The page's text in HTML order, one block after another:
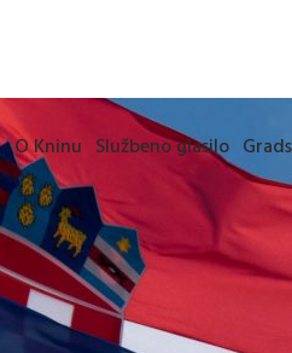
O Kninu Službeno glasilo